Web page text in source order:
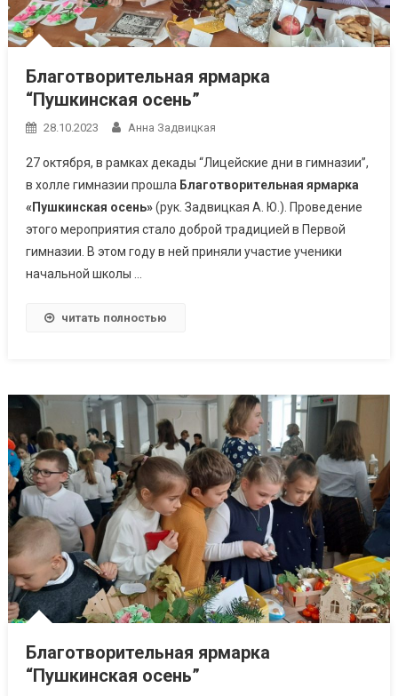
Благотворительная ярмарка
“Пушкинская осень”
28.10.2023 Анна Задвицкая
27 октября, в рамках декады “Лицейские дни в гимназии”,
в холле гимназии прошла Благотворительная ярмарка
«Пушкинская осень»(рук. Задвицкая А. Ю.). Проведение
этого мероприятия стало доброй традицией в Первой
гимназии. В этом году в ней приняли участие ученики
начальной школы …
читать полностью
Благотворительная ярмарка
“Пушкинская осень”